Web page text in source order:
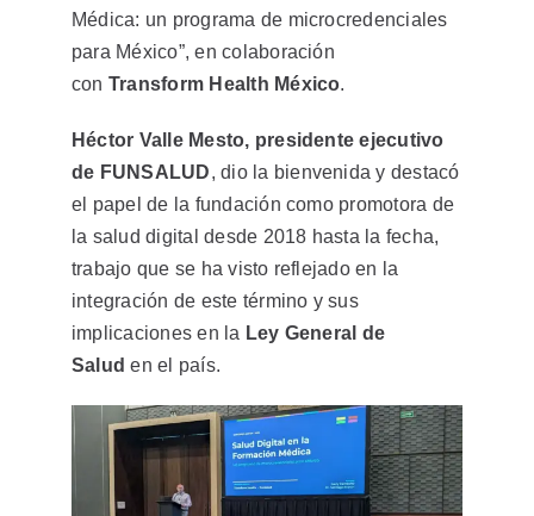
Médica: un programa de microcredenciales
para México”, en colaboración
con Transform Health México.
Héctor Valle Mesto, presidente ejecutivo
de FUNSALUD, dio la bienvenida y destacó
el papel de la fundación como promotora de
la salud digital desde 2018 hasta la fecha,
trabajo que se ha visto reflejado en la
integración de este término y sus
implicaciones en la Ley General de
Salud en el país.